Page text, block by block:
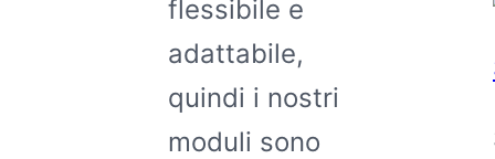
flessibile e
adattabile,
quindi i nostri
moduli sono